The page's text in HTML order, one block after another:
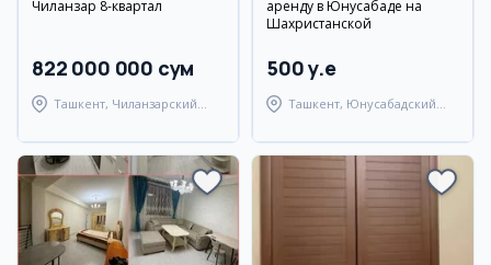
Чиланзар 8-квартал
822 000 000 сум
Ташкент, Чиланзарский
аренду в Юнусабаде на
Шахристанской
500 y.e
Ташкент, Юнусабадский